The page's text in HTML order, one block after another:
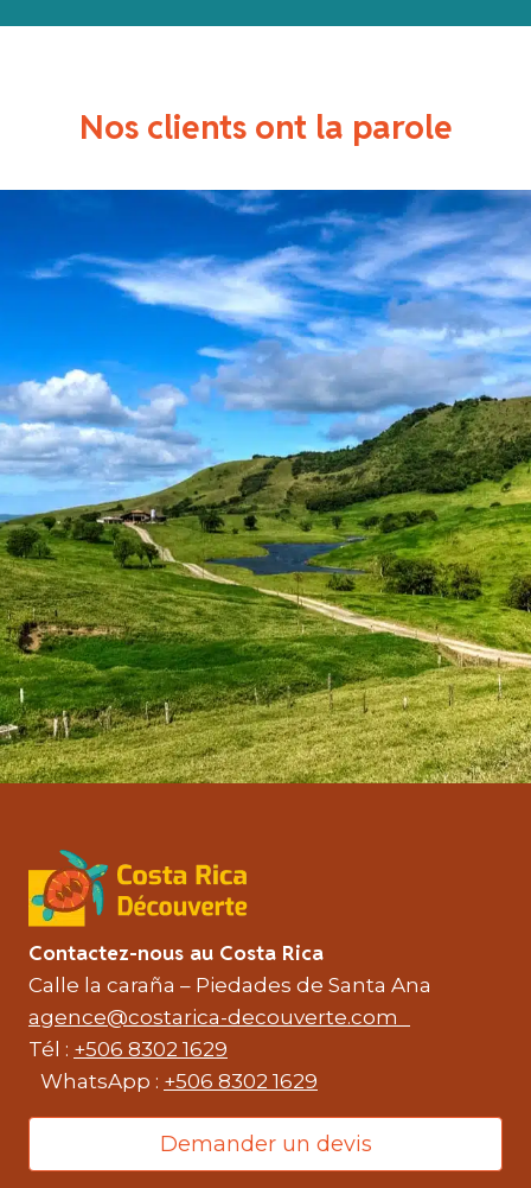
Nos clients ont la parole
Contactez-nous au Costa Rica
Calle la caraña – Piedades de Santa Ana
agence@costarica-decouverte.com
Tél : +506 8302 1629
WhatsApp : +506 8302 1629
Demander un devis